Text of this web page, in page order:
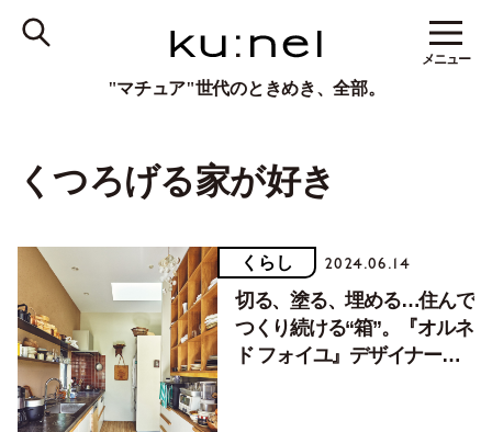
"マチュア"世代のときめき、全部。
メニュー
くつろげる家が好き
くらし 2024.06.14
切る、塗る、埋める…住んで
つくり続ける“箱”。『オルネ
ド フォイユ』デザイナー・